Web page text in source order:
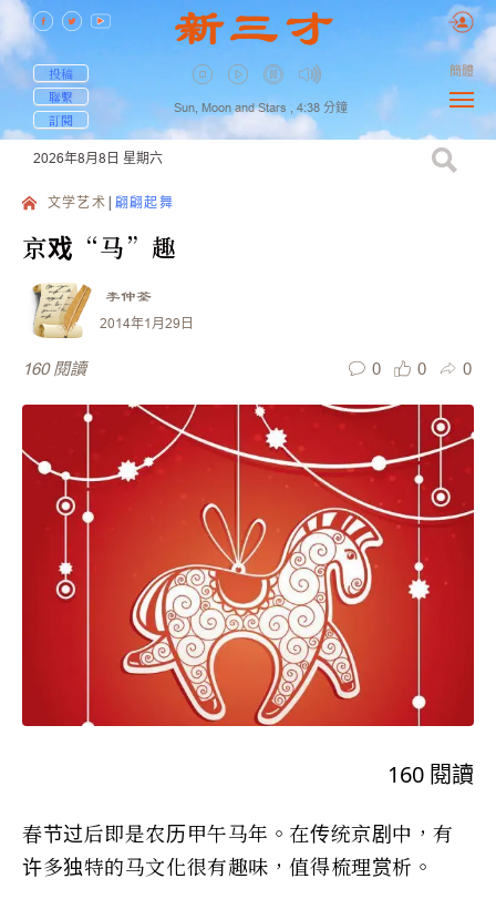
投稿
聯繫
訂閱
Sun, Moon and Stars , 4:38 分鐘
簡體
2026年8月8日 星期六
文学艺术 翩翩起舞
京戏“马”趣
李仲荃
2014年1月29日
160 閱讀 0 0 0
160 閱讀
春节过后即是农历甲午马年。在传统京剧中，有
许多独特的马文化很有趣味，值得梳理赏析。